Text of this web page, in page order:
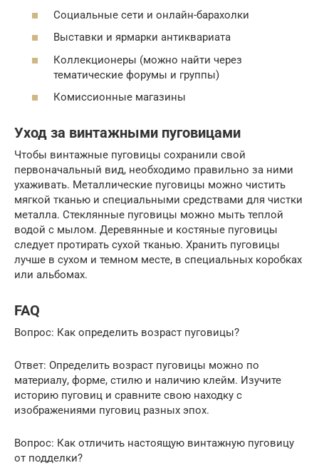
Социальные сети и онлайн-барахолки
Выставки и ярмарки антиквариата
Коллекционеры (можно найти через
тематические форумы и группы)
Комиссионные магазины
Уход за винтажными пуговицами
Чтобы винтажные пуговицы сохранили свой
первоначальный вид, необходимо правильно за ними
ухаживать. Металлические пуговицы можно чистить
мягкой тканью и специальными средствами для чистки
металла. Стеклянные пуговицы можно мыть теплой
водой с мылом. Деревянные и костяные пуговицы
следует протирать сухой тканью. Хранить пуговицы
лучше в сухом и темном месте, в специальных коробках
или альбомах.
FAQ
Вопрос: Как определить возраст пуговицы?
Ответ: Определить возраст пуговицы можно по
материалу, форме, стилю и наличию клейм. Изучите
историю пуговиц и сравните свою находку с
изображениями пуговиц разных эпох.
Вопрос: Как отличить настоящую винтажную пуговицу
от подделки?